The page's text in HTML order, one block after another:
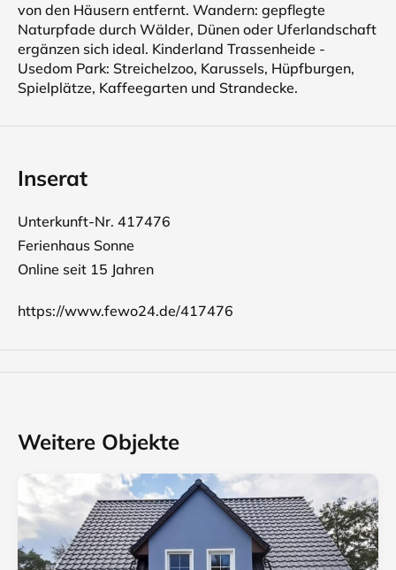
von den Häusern entfernt. Wandern: gepflegte
Naturpfade durch Wälder, Dünen oder Uferlandschaft
ergänzen sich ideal. Kinderland Trassenheide -
Usedom Park: Streichelzoo, Karussels, Hüpfburgen,
Spielplätze, Kaffeegarten und Strandecke.
Inserat
Unterkunft-Nr. 417476
Ferienhaus Sonne
Online seit 15 Jahren
https://www.fewo24.de/417476
Weitere Objekte